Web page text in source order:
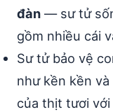
đàn — sư tử
gồm nhiều cái
Sư tử bảo vệ
như kền kền
của thịt tươi với